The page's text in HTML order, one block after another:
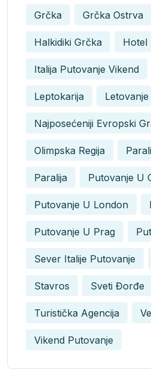
Grčka Grčka Ostrva
Halkidiki Grčka Hotel
Italija Putovanje Vikend
Leptokarija Letovanje
Najposećeniji Evropski
Olimpska Regija
Paralija Putovanje U
Putovanje U London
Putovanje U Prag
Sever Italije Putovanje
Stavros Sveti Đorđe
Turistička Agencija
Vikend Putovanje